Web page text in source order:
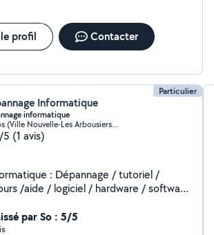
profil Contacter
Particulier
Informatique
informatique
Carros (Ville Nouvelle-Les Arbousiers-l'Aspre)
5 (1 avis)
: Dépannage / tutoriel /
/aide / logiciel / hardware / software
Contact : Mail :
par So : 5/5